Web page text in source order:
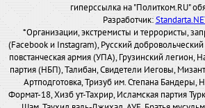
гиперссылка на "Политком.RU"
Разработчик:
*Организации, экстремисты и террористы,
(Facebook и Instagram), Русский
повстанческая армия (УПА), Грузинский легион,
партия (НБП), Талибан, Свидетели Иеговы,
Артподготовка, Тризуб им. Степана Бандеры,
Формат-18, Хизб ут-Тахрир, Исламская партия